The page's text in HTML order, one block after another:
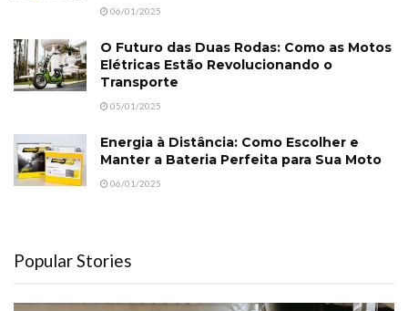
06/01/2025
O Futuro das Duas Rodas: Como as Motos
Elétricas Estão Revolucionando o
Transporte
05/01/2025
Energia à Distância: Como Escolher e
Manter a Bateria Perfeita para Sua Moto
06/01/2025
Popular Stories